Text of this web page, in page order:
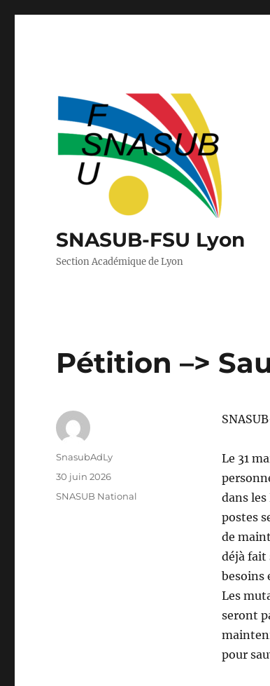
SNASUB-FSU Lyon
Section Académique de Lyon
Pétition –>
Le 31
dans les
postes
de
déjà fait
besoins
Les
seront
pour
Auteur
SnasubAdLy
Publié
30 juin 2026
Catégories
SNASUB National